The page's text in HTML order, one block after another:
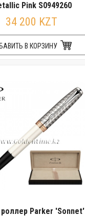
Pink S0949260
34 200 KZT
В КОРЗИНУ
роллер Parker 'Sonnet'